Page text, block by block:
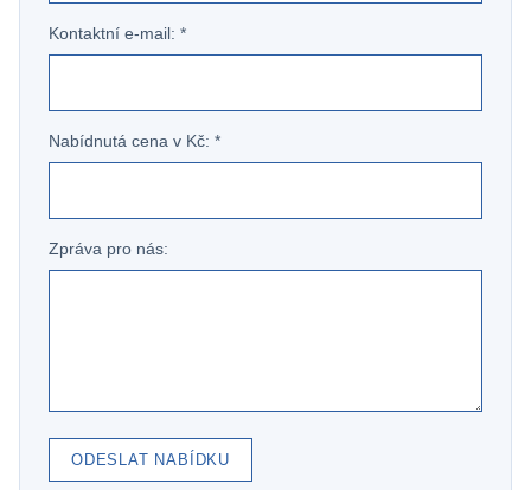
Kontaktní e-mail: *
Nabídnutá cena v Kč: *
Zpráva pro nás:
ODESLAT NABÍDKU